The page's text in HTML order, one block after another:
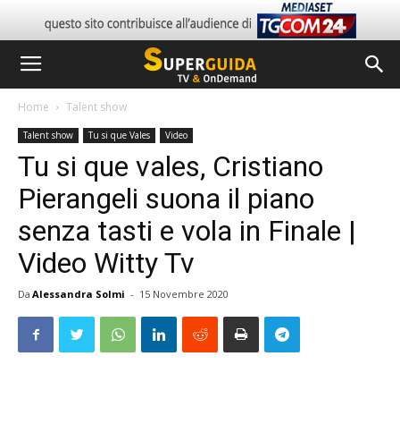
Home Talent show
Talent show Tu si que Vales Video
Tu si que vales, Cristiano
Pierangeli suona il piano
senza tasti e vola in Finale |
Video Witty Tv
Da Alessandra Solmi - 15 Novembre 2020